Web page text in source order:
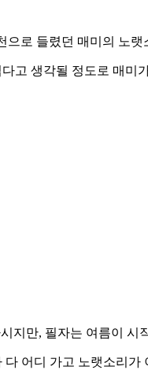
로 들렸던 매미의 노
고 생각될 정도로 매미
지만, 필자는 여름이
어디 가고 노랫소리